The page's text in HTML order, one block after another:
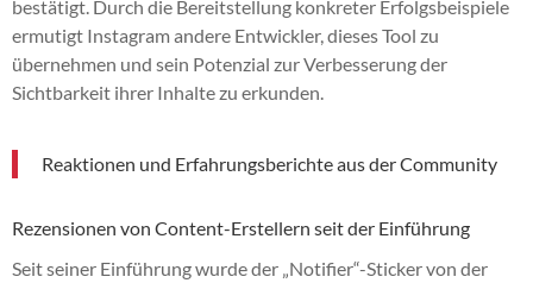
bestätigt. Durch die Bereitstellung konkreter Erfolgsbeispiele
ermutigt Instagram andere Entwickler, dieses Tool zu
übernehmen und sein Potenzial zur Verbesserung der
Sichtbarkeit ihrer Inhalte zu erkunden.
Reaktionen und Erfahrungsberichte aus der Community
Rezensionen von Content-Erstellern seit der Einführung
Seit seiner Einführung wurde der „Notifier“-Sticker von der